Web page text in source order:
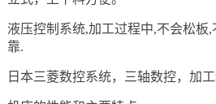
液压控制系统,加工过程中,不会松板
靠.
日本三菱数控系统，三轴数控，加工